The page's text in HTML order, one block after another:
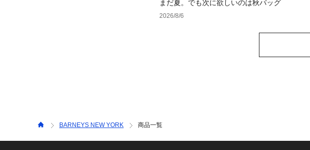
まだ夏。でも次に欲しいのは秋バッグ
2026/8/6
BARNEYS NEW YORK 商品一覧